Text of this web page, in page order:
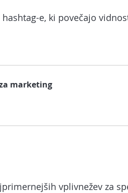
e, ki povečajo
marketing
vplivnežev za